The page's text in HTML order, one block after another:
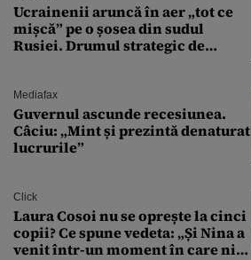
Ucrainenii aruncă în aer „tot ce
mișcă” pe o șosea din sudul
Rusiei. Drumul strategic de
Mediafax
Guvernul ascunde recesiunea.
Câciu: „Mint și prezintă denaturat
lucrurile”
Click
Laura Cosoi nu se oprește la cinci
copii? Ce spune vedeta: „Și Nina a
venit într-un moment în care nici